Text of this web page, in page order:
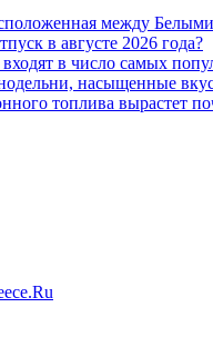
между
в августе 2026 года?
входят в число самых
насыщенные
топлива вырастет